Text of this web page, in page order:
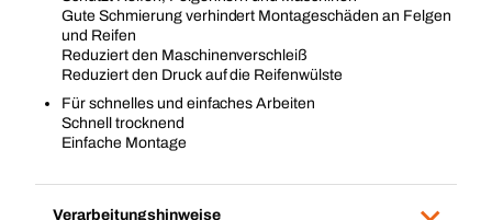
Gute Schmierung verhindert Montageschäden an Felgen
und Reifen
Reduziert den Maschinenverschleiß
Reduziert den Druck auf die Reifenwülste
Für schnelles und einfaches Arbeiten
Schnell trocknend
Einfache Montage
Verarbeitungshinweise